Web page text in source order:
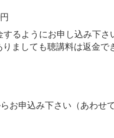
るようにお申し込み下
ましても聴講料は返金で
お申込み下さい（あわせ